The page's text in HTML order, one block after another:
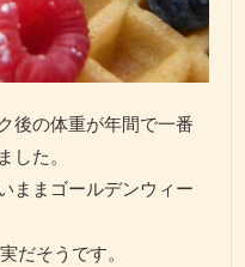
後の体重が年間で一番
た。
ままゴールデンウィー
だそうです。